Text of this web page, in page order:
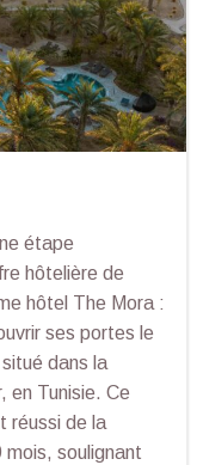
étape
hôtelière de
hôtel The Mora :
ses portes le
dans la
en Tunisie. Ce
réussi de la
mois, soulignant